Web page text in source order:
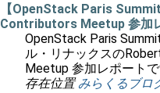
【OpenStack Paris
Contributors Meetup 参加
OpenStack Paris
ル・リナックスの
Meetup 参加レポートで
存在位置 みらくるブロ